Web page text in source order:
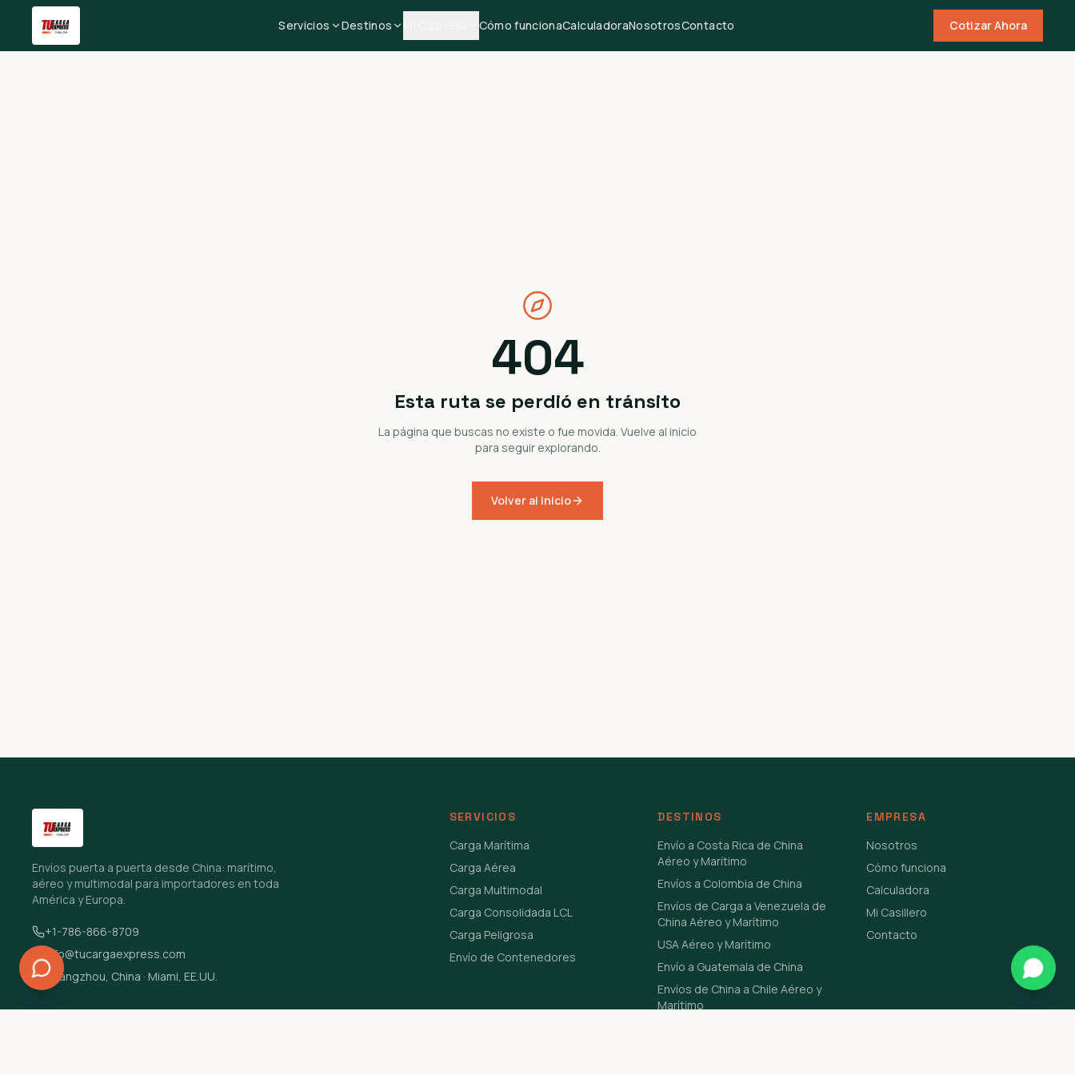
Servicios Destinos Cómo funcionaCalculadoraNosotrosContacto Cotizar Ahora
404
Esta ruta se perdió en tránsito
La página que buscas no existe o fue movida. Vuelve al inicio
para seguir explorando.
Volver al inicio
Envíos puerta a puerta desde China: marítimo,
aéreo y multimodal para importadores en toda
América y Europa.
+1-786-866-8709
info@tucargaexpress.com
Guangzhou, China · Miami, EE.UU.
SERVICIOS
Carga Marítima
Carga Aérea
Carga Multimodal
Carga Consolidada LCL
Carga Peligrosa
Envío de Contenedores
DESTINOS
Envío a Costa Rica de China
Aéreo y Marítimo
Envíos a Colombia de China
Envíos de Carga a Venezuela de
China Aéreo y Marítimo
USA Aéreo y Marítimo
Envío a Guatemala de China
Envíos de China a Chile Aéreo y
Marítimo
EMPRESA
Nosotros
Cómo funciona
Calculadora
Mi Casillero
Contacto